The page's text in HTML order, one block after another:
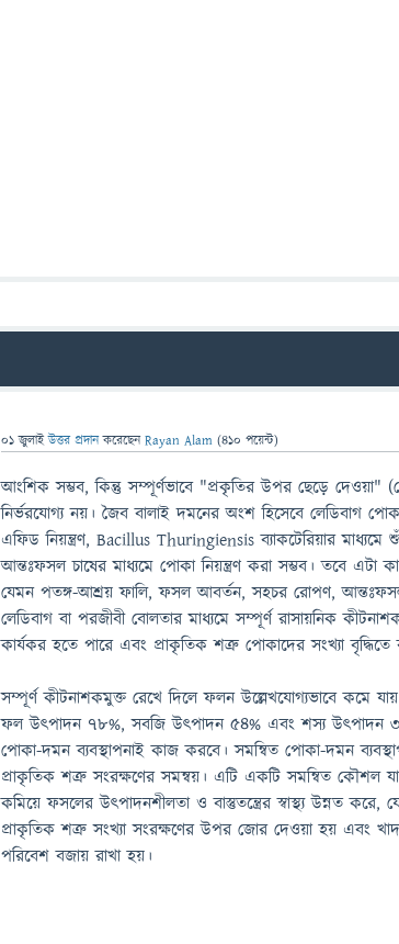
01 জুলাই উত্তর প্রদান করেছেনRayan Alam (410 পয়েন্ট)
আংশিক সম্ভব, কিন্তু সম্পূর্ণভাবে "প্রকৃতির উপর ছেড়ে দেওয়া"
নির্ভরযোগ্য নয়। জৈব বালাই দমনের অংশ হিসেবে লেডিবাগ
এফিড নিয়ন্ত্রণ, Bacillus Thuringiensis ব্যাকটেরিয়ার মাধ্যমে
আন্তঃফসল চাষের মাধ্যমে পোকা নিয়ন্ত্রণ করা সম্ভব। তবে এটা
যেমন পতঙ্গ-আশ্রয় ফালি, ফসল আবর্তন, সহচর রোপণ,
লেডিবাগ বা পরজীবী বোলতার মাধ্যমে সম্পূর্ণ রাসায়নিক
কার্যকর হতে পারে এবং প্রাকৃতিক শত্রু পোকাদের সংখ্যা বৃদ্ধিতে
সম্পূর্ণ কীটনাশকমুক্ত রেখে দিলে ফলন উল্লেখযোগ্যভাবে কমে
ফল উৎপাদন ৭৮%, সবজি উৎপাদন ৫৪% এবং শস্য উৎপাদন
পোকা-দমন ব্যবস্থাপনাই কাজ করবে। সমন্বিত পোকা-দমন
প্রাকৃতিক শত্রু সংরক্ষণের সমন্বয়। এটি একটি সমন্বিত কৌশল
কমিয়ে ফসলের উৎপাদনশীলতা ও বাস্তুতন্ত্রের স্বাস্থ্য উন্নত করে,
প্রাকৃতিক শত্রু সংখ্যা সংরক্ষণের উপর জোর দেওয়া হয় এবং
পরিবেশ বজায় রাখা হয়।